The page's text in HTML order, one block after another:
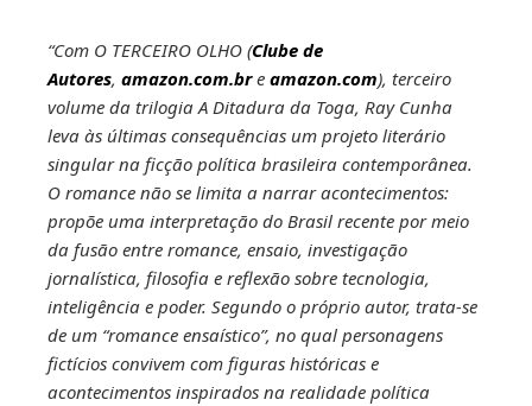
“Com O TERCEIRO OLHO (Clube de
Autores, amazon.com.bre amazon.com), terceiro
volume da trilogia A Ditadura da Toga, Ray Cunha
leva às últimas consequências um projeto literário
singular na ficção política brasileira contemporânea.
O romance não se limita a narrar acontecimentos:
propõe uma interpretação do Brasil recente por meio
da fusão entre romance, ensaio, investigação
jornalística, filosofia e reflexão sobre tecnologia,
inteligência e poder. Segundo o próprio autor, trata-se
de um “romance ensaístico”, no qual personagens
fictícios convivem com figuras históricas e
acontecimentos inspirados na realidade política